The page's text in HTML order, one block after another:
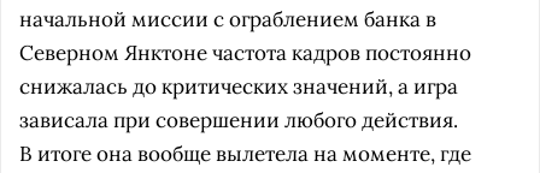
начальной миссии с ограблением банка в
Северном Янктоне частота кадров постоянно
снижалась до критических значений, а игра
зависала при совершении любого действия.
В итоге она вообще вылетела на моменте, где